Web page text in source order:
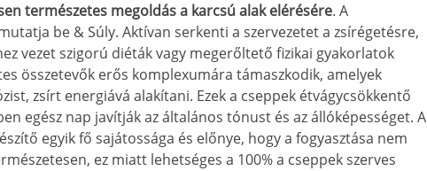
természetes megoldás a karcsú alak elérésére. A
be & Súly. Aktívan serkenti a szervezetet a zsírégetésre,
vezet szigorú diéták vagy megerőltető fizikai gyakorlatok
összetevők erős komplexumára támaszkodik, amelyek
zsírt energiává alakítani. Ezek a cseppek étvágycsökkentő
egész nap javítják az általános tónust és az állóképességet. A
egyik fő sajátossága és előnye, hogy a fogyasztása nem
ez miatt lehetséges a 100% a cseppek szerves